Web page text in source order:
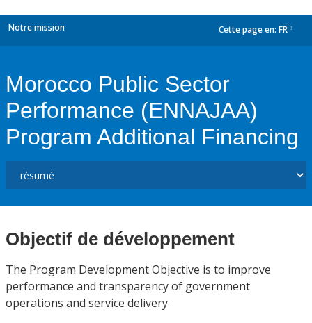
Notre mission Cette page en: FR
Morocco Public Sector
Performance (ENNAJAA)
Program Additional Financing
Objectif de développement
The Program Development Objective is to improve
performance and transparency of government
operations and service delivery